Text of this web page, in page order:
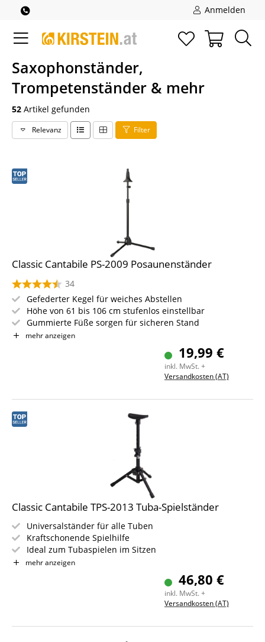
Anmelden
Saxophonständer,
Trompetenständer & mehr
52 Artikel gefunden
Relevanz Filter
Classic Cantabile PS-2009 Posaunenständer
34
Gefederter Kegel für weiches Abstellen
Höhe von 61 bis 106 cm stufenlos einstellbar
Gummierte Füße sorgen für sicheren Stand
Platzsparend zusammenklappbar auf 60 cm
Robuste Metallteile mit Pulverbeschichtung
Ideal für Bühne, Proberaum und Zuhause
mehr anzeigen
19,99 €
inkl. MwSt. +
Versandkosten (AT)
Classic Cantabile TPS-2013 Tuba-Spielständer
Universalständer für alle Tuben
Kraftschonende Spielhilfe
Ideal zum Tubaspielen im Sitzen
Instrumentenauflage weich gepolstert
Schwere, stabile, belastbare Metallkonstruktion
mehr anzeigen
46,80 €
inkl. MwSt. +
Versandkosten (AT)